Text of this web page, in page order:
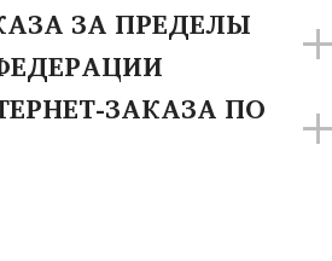
ЗА ПРЕДЕЛЫ
ЗАКАЗА ПО